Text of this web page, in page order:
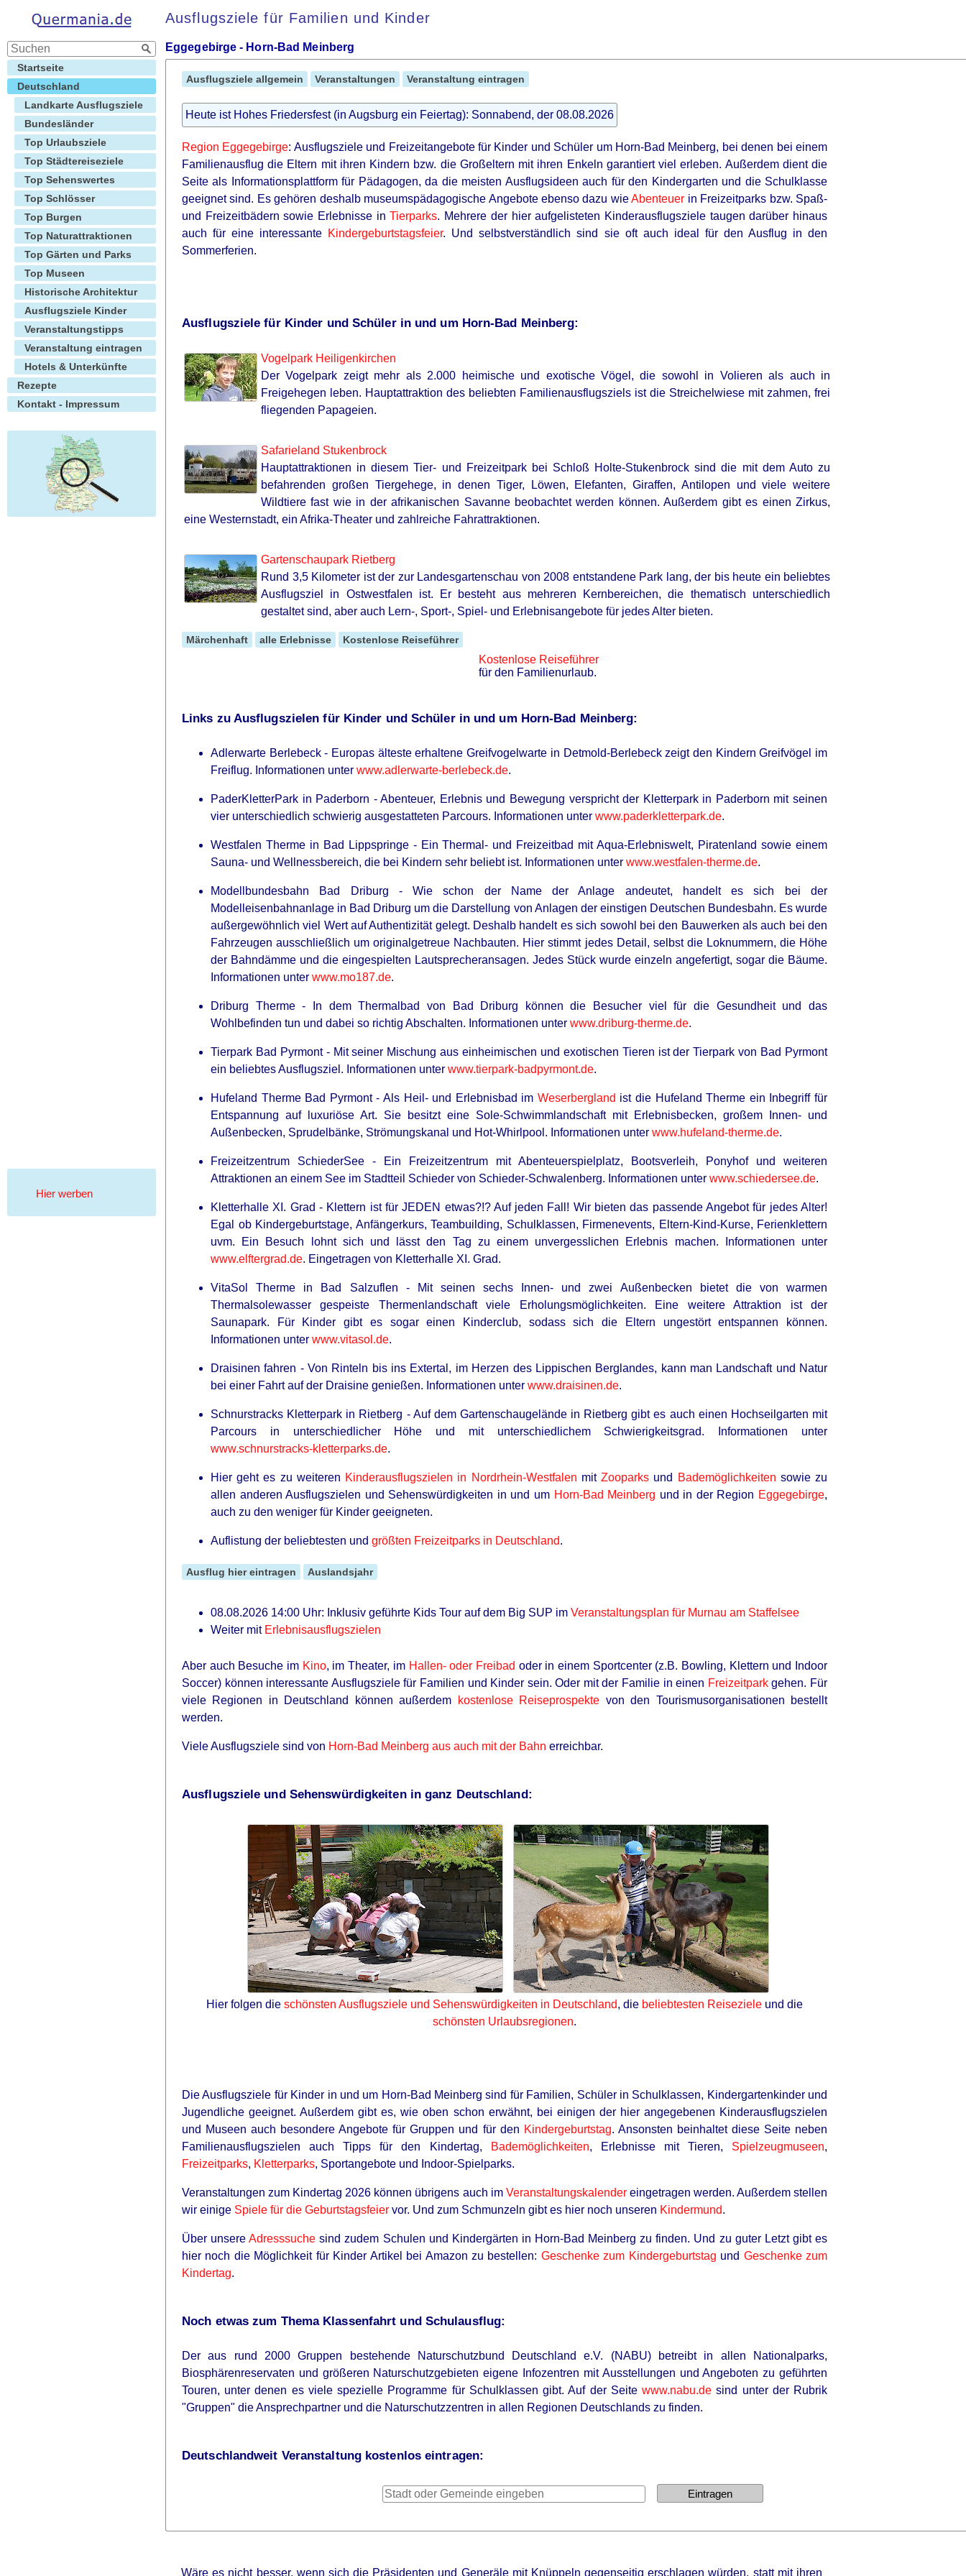
Ausflugsziele für Familien und Kinder
Eggegebirge - Horn-Bad Meinberg
Ausflugsziele allgemein Veranstaltungen Veranstaltung eintragen
Heute ist Hohes Friedersfest (in Augsburg ein Feiertag): Sonnabend, der 08.08.2026
Region Eggegebirge: Ausflugsziele und Freizeitangebote für Kinder und Schüler um Horn-Bad Meinberg, bei denen bei einem
Familienausflug die Eltern mit ihren Kindern bzw. die Großeltern mit ihren Enkeln garantiert viel erleben. Außerdem dient die
Seite als Informationsplattform für Pädagogen, da die meisten Ausflugsideen auch für den Kindergarten und die Schulklasse
geeignet sind. Es gehören deshalb museumspädagogische Angebote ebenso dazu wieAbenteuer in Freizeitparks bzw. Spaß-
und Freizeitbädern sowie Erlebnisse inTierparks. Mehrere der hier aufgelisteten Kinderausflugsziele taugen darüber hinaus
auch für eine interessante Kindergeburtstagsfeier. Und selbstverständlich sind sie oft auch ideal für den Ausflug in den
Sommerferien.
Ausflugsziele für Kinder und Schüler in und um Horn-Bad Meinberg:
Vogelpark Heiligenkirchen
Der Vogelpark zeigt mehr als 2.000 heimische und exotische Vögel, die sowohl in Volieren als auch in
Freigehegen leben. Hauptattraktion des beliebten Familienausflugsziels ist die Streichelwiese mit zahmen, frei
fliegenden Papageien.
Safarieland Stukenbrock
Hauptattraktionen in diesem Tier- und Freizeitpark bei Schloß Holte-Stukenbrock sind die mit dem Auto zu
befahrenden großen Tiergehege, in denen Tiger, Löwen, Elefanten, Giraffen, Antilopen und viele weitere
Wildtiere fast wie in der afrikanischen Savanne beobachtet werden können. Außerdem gibt es einen Zirkus,
eine Westernstadt, ein Afrika-Theater und zahlreiche Fahrattraktionen.
Gartenschaupark Rietberg
Rund 3,5 Kilometer ist der zur Landesgartenschau von 2008 entstandene Park lang, der bis heute ein beliebtes
Ausflugsziel in Ostwestfalen ist. Er besteht aus mehreren Kernbereichen, die thematisch unterschiedlich
gestaltet sind, aber auch Lern-, Sport-, Spiel- und Erlebnisangebote für jedes Alter bieten.
Märchenhaft alle Erlebnisse Kostenlose Reiseführer
Kostenlose Reiseführer
für den Familienurlaub.
Links zu Ausflugszielen für Kinder und Schüler in und um Horn-Bad Meinberg:
Adlerwarte Berlebeck - Europas älteste erhaltene Greifvogelwarte in Detmold-Berlebeck zeigt den Kindern Greifvögel im
Freiflug. Informationen unter www.adlerwarte-berlebeck.de.
PaderKletterPark in Paderborn - Abenteuer, Erlebnis und Bewegung verspricht der Kletterpark in Paderborn mit seinen
vier unterschiedlich schwierig ausgestatteten Parcours. Informationen unter www.paderkletterpark.de.
Westfalen Therme in Bad Lippspringe - Ein Thermal- und Freizeitbad mit Aqua-Erlebniswelt, Piratenland sowie einem
Sauna- und Wellnessbereich, die bei Kindern sehr beliebt ist. Informationen unter www.westfalen-therme.de.
Modellbundesbahn Bad Driburg - Wie schon der Name der Anlage andeutet, handelt es sich bei der
Modelleisenbahnanlage in Bad Driburg um die Darstellung von Anlagen der einstigen Deutschen Bundesbahn. Es wurde
außergewöhnlich viel Wert auf Authentizität gelegt. Deshalb handelt es sich sowohl bei den Bauwerken als auch bei den
Fahrzeugen ausschließlich um originalgetreue Nachbauten. Hier stimmt jedes Detail, selbst die Loknummern, die Höhe
der Bahndämme und die eingespielten Lautsprecheransagen. Jedes Stück wurde einzeln angefertigt, sogar die Bäume.
Informationen unter www.mo187.de.
Driburg Therme - In dem Thermalbad von Bad Driburg können die Besucher viel für die Gesundheit und das
Wohlbefinden tun und dabei so richtig Abschalten. Informationen unter www.driburg-therme.de.
Tierpark Bad Pyrmont - Mit seiner Mischung aus einheimischen und exotischen Tieren ist der Tierpark von Bad Pyrmont
ein beliebtes Ausflugsziel. Informationen unter www.tierpark-badpyrmont.de.
Hufeland Therme Bad Pyrmont - Als Heil- und Erlebnisbad im Weserbergland ist die Hufeland Therme ein Inbegriff für
Entspannung auf luxuriöse Art. Sie besitzt eine Sole-Schwimmlandschaft mit Erlebnisbecken, großem Innen- und
Außenbecken, Sprudelbänke, Strömungskanal und Hot-Whirlpool. Informationen unter www.hufeland-therme.de.
Freizeitzentrum SchiederSee - Ein Freizeitzentrum mit Abenteuerspielplatz, Bootsverleih, Ponyhof und weiteren
Attraktionen an einem See im Stadtteil Schieder von Schieder-Schwalenberg. Informationen unter www.schiedersee.de.
Kletterhalle XI. Grad - Klettern ist für JEDEN etwas?!? Auf jeden Fall! Wir bieten das passende Angebot für jedes Alter!
Egal ob Kindergeburtstage, Anfängerkurs, Teambuilding, Schulklassen, Firmenevents, Eltern-Kind-Kurse, Ferienklettern
uvm. Ein Besuch lohnt sich und lässt den Tag zu einem unvergesslichen Erlebnis machen. Informationen unter
www.elftergrad.de. Eingetragen von Kletterhalle XI. Grad.
VitaSol Therme in Bad Salzuflen - Mit seinen sechs Innen- und zwei Außenbecken bietet die von warmen
Thermalsolewasser gespeiste Thermenlandschaft viele Erholungsmöglichkeiten. Eine weitere Attraktion ist der
Saunapark. Für Kinder gibt es sogar einen Kinderclub, sodass sich die Eltern ungestört entspannen können.
Informationen unter www.vitasol.de.
Draisinen fahren - Von Rinteln bis ins Extertal, im Herzen des Lippischen Berglandes, kann man Landschaft und Natur
bei einer Fahrt auf der Draisine genießen. Informationen unter www.draisinen.de.
Schnurstracks Kletterpark in Rietberg - Auf dem Gartenschaugelände in Rietberg gibt es auch einen Hochseilgarten mit
Parcours in unterschiedlicher Höhe und mit unterschiedlichem Schwierigkeitsgrad. Informationen unter
www.schnurstracks-kletterparks.de.
Hier geht es zu weiteren Kinderausflugszielen in Nordrhein-Westfalen mitZooparks und Bademöglichkeiten sowie zu
allen anderen Ausflugszielen und Sehenswürdigkeiten in und um Horn-Bad Meinberg und in der Region Eggegebirge,
auch zu den weniger für Kinder geeigneten.
Auflistung der beliebtesten und größten Freizeitparks in Deutschland.
Ausflug hier eintragen Auslandsjahr
08.08.2026 14:00 Uhr: Inklusiv geführte Kids Tour auf dem Big SUP im Veranstaltungsplan für Murnau am Staffelsee
Weiter mit Erlebnisausflugszielen
Aber auch Besuche im Kino, im Theater, im Hallen- oder Freibad oder in einem Sportcenter (z.B. Bowling, Klettern und Indoor
Soccer) können interessante Ausflugsziele für Familien und Kinder sein. Oder mit der Familie in einen Freizeitparkgehen. Für
viele Regionen in Deutschland können außerdem
kostenlose Reiseprospekte von den Tourismusorganisationen bestellt
werden.
Viele Ausflugsziele sind von Horn-Bad Meinberg aus auch mit der Bahn erreichbar.
Ausflugsziele und Sehenswürdigkeiten in ganz Deutschland:
Hier folgen die schönsten Ausflugsziele und Sehenswürdigkeiten in Deutschland, die beliebtesten Reiseziele und die
schönsten Urlaubsregionen.
Die Ausflugsziele für Kinder in und um Horn-Bad Meinberg sind für Familien, Schüler in Schulklassen, Kindergartenkinder und
Jugendliche geeignet. Außerdem gibt es, wie oben schon erwähnt, bei einigen der hier angegebenen Kinderausflugszielen
und Museen auch besondere Angebote für Gruppen und für den Kindergeburtstag. Ansonsten beinhaltet diese Seite neben
Familienausflugszielen auch Tipps für den Kindertag,
Bademöglichkeiten, Erlebnisse mit Tieren, Spielzeugmuseen,
Freizeitparks, Kletterparks, Sportangebote und Indoor-Spielparks.
Veranstaltungen zum Kindertag 2026 können übrigens auch im Veranstaltungskalendereingetragen werden. Außerdem stellen
wir einige Spiele für die Geburtstagsfeier vor. Und zum Schmunzeln gibt es hier noch unseren Kindermund.
Über unsereAdresssuche sind zudem Schulen und Kindergärten in Horn-Bad Meinberg zu finden. Und zu guter Letzt gibt es
hier noch die Möglichkeit für Kinder Artikel bei Amazon zu bestellen: Geschenke zum Kindergeburtstag und Geschenke zum
Kindertag.
Noch etwas zum Thema Klassenfahrt und Schulausflug:
Der aus rund 2000 Gruppen bestehende Naturschutzbund Deutschland e.V. (NABU) betreibt in allen Nationalparks,
Biosphärenreservaten und größeren Naturschutzgebieten eigene Infozentren mit Ausstellungen und Angeboten zu geführten
Touren, unter denen es viele spezielle Programme für Schulklassen gibt. Auf der Seitewww.nabu.de sind unter der Rubrik
"Gruppen" die Ansprechpartner und die Naturschutzzentren in allen Regionen Deutschlands zu finden.
Deutschlandweit Veranstaltung kostenlos eintragen:
Wäre es nicht besser, wenn sich die Präsidenten und Generäle mit Knüppeln gegenseitig erschlagen würden, statt mit ihren
Hier werben
Startseite
Deutschland
Landkarte Ausflugsziele
Bundesländer
Top Urlaubsziele
Top Städtereiseziele
Top Sehenswertes
Top Schlösser
Top Burgen
Top Naturattraktionen
Top Gärten und Parks
Top Museen
Historische Architektur
Ausflugsziele Kinder
Veranstaltungstipps
Veranstaltung eintragen
Hotels & Unterkünfte
Rezepte
Kontakt - Impressum
Before You Go
Single In Columbus? So Are Plenty Of Farmers Nearby
CVS’s Nightmare Comes True: Men
RURAL HEARTS
She Asked About Saturday Night. He
Colorado Elk's Surprising Response
David Muir's New Partner, Whom You'll Easily Recognize Nicole Kidman Finally Admits What We All Suspected
BUZZ DAY
To Smile When You See Her Now
Down, But The Cameras Were On
The Equine Woman You've Never
This Funny Kitten Video Will Make You
Laugh Instantly
Jesus' Tomb Is Opened And Scientists
Make An Incredible Discovery